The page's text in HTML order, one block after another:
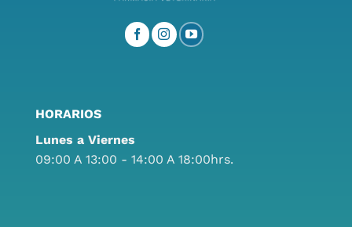
HORARIOS
Lunes a Viernes
09:00 A 13:00 - 14:00 A 18:00hrs.